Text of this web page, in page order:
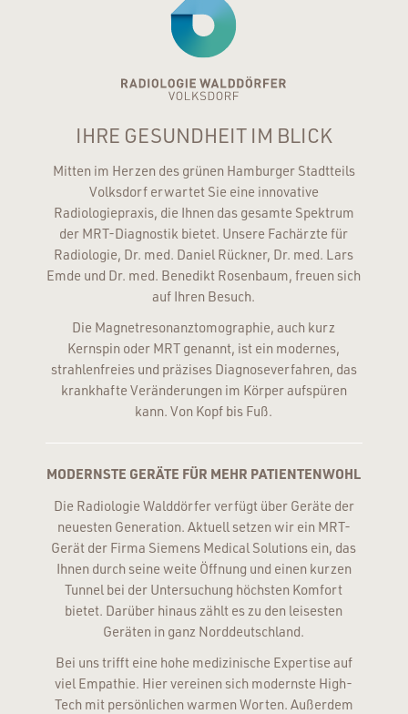
IHRE GESUNDHEIT IM BLICK
Mitten im Herzen des grünen Hamburger Stadtteils
Volksdorf erwartet Sie eine innovative
Radiologiepraxis, die Ihnen das gesamte Spektrum
der MRT-Diagnostik bietet. Unsere Fachärzte für
Radiologie, Dr. med. Daniel Rückner, Dr. med. Lars
Emde und Dr. med. Benedikt Rosenbaum, freuen sich
auf Ihren Besuch.
Die Magnetresonanztomographie, auch kurz
Kernspin oder MRT genannt, ist ein modernes,
strahlenfreies und präzises Diagnoseverfahren, das
krankhafte Veränderungen im Körper aufspüren
kann. Von Kopf bis Fuß.
MODERNSTE GERÄTE FÜR MEHR PATIENTENWOHL
Die Radiologie Walddörfer verfügt über Geräte der
neuesten Generation. Aktuell setzen wir ein MRT-
Gerät der Firma Siemens Medical Solutions ein, das
Ihnen durch seine weite Öffnung und einen kurzen
Tunnel bei der Untersuchung höchsten Komfort
bietet. Darüber hinaus zählt es zu den leisesten
Geräten in ganz Norddeutschland.
Bei uns trifft eine hohe medizinische Expertise auf
viel Empathie. Hier vereinen sich modernste High-
Tech mit persönlichen warmen Worten. Außerdem